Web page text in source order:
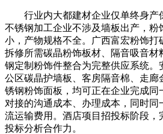
行业内大都建材企业仅单终身产
不锈钢加工企业不涉及墙板出产，粉
小，产物规格不全。广西富宏粉饰打
拆修所需碳晶粉饰板材、隔音吸音材
钢定制粉饰件整合为完整供应系统。
公区碳晶护墙板、客房隔音棉、走廊
锈钢粉饰面板，均可正在企业完成同
对接的沟通成本、办理成本，同时同
流运输费用。酒店项目招投标阶段，
投标分析合作力。